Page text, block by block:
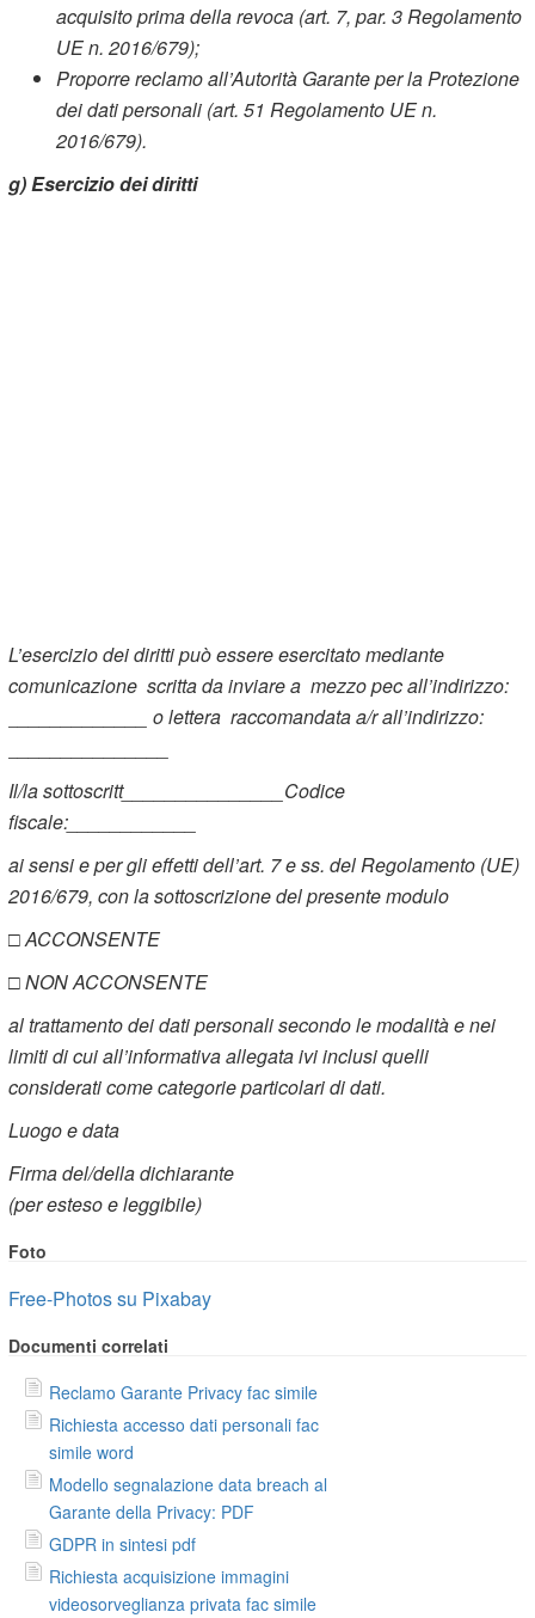
acquisito prima della revoca (art. 7, par. 3 Regolamento
UE n. 2016/679);
Proporre reclamo all’Autorità Garante per la Protezione
dei dati personali (art. 51 Regolamento UE n.
2016/679).
g) Esercizio dei diritti
L’esercizio dei diritti può essere esercitato mediante
comunicazione scritta da inviare a mezzo pec all’indirizzo:
_____________ o lettera raccomandata a/r all’indirizzo:
Il/la sottoscritt_______________Codice
fiscale:____________
ai sensi e per gli effetti dell’art. 7 e ss. del Regolamento (UE)
2016/679, con la sottoscrizione del presente modulo
□ ACCONSENTE
□ NON ACCONSENTE
al trattamento dei dati personali secondo le modalità e nei
limiti di cui all’informativa allegata ivi inclusi quelli
considerati come categorie particolari di dati.
Luogo e data
Firma del/della dichiarante
(per esteso e leggibile)
Foto
Free-Photos su Pixabay
Documenti correlati
Reclamo Garante Privacy fac simile
Richiesta accesso dati personali fac
simile word
Modello segnalazione data breach al
Garante della Privacy: PDF
GDPR in sintesi pdf
Richiesta acquisizione immagini
videosorveglianza privata fac simile